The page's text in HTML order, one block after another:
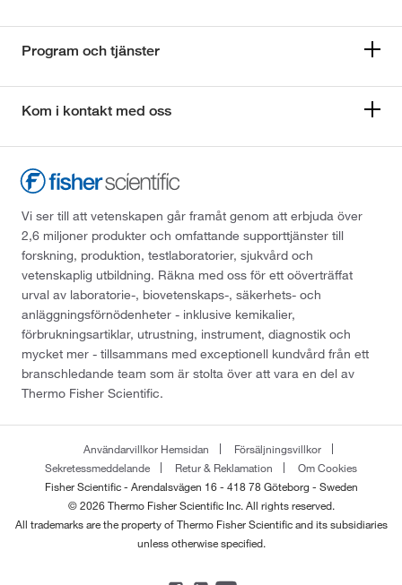
Program och tjänster
Kom i kontakt med oss
Vi ser till att vetenskapen går framåt genom att erbjuda över
2,6 miljoner produkter och omfattande supporttjänster till
forskning, produktion, testlaboratorier, sjukvård och
vetenskaplig utbildning. Räkna med oss för ett oöverträffat
urval av laboratorie-, biovetenskaps-, säkerhets- och
anläggningsförnödenheter - inklusive kemikalier,
förbrukningsartiklar, utrustning, instrument, diagnostik och
mycket mer - tillsammans med exceptionell kundvård från ett
branschledande team som är stolta över att vara en del av
Thermo Fisher Scientific.
Användarvillkor Hemsidan
Försäljningsvillkor
Sekretessmeddelande
Retur & Reklamation
Om Cookies
Fisher Scientific - Arendalsvägen 16 - 418 78 Göteborg - Sweden
© 2026 Thermo Fisher Scientific Inc. All rights reserved.
All trademarks are the property of Thermo Fisher Scientific and its subsidiaries
unless otherwise specified.